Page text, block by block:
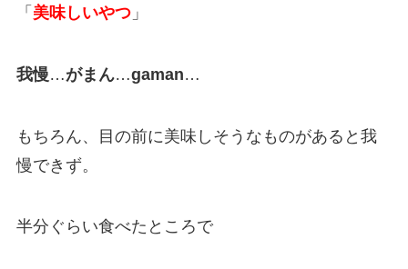
「 美味しいやつ」
我慢…がまん…gaman…
もちろん、目の前に美味しそうなものがあると我
慢できず。
半分ぐらい食べたところで